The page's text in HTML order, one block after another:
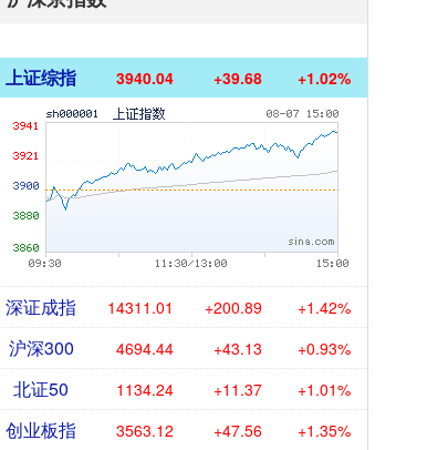
上证综指 3940.04 +39.68 +1.02%
深证成指 14311.01 +200.89 +1.42%
沪深300 4694.44 +43.13 +0.93%
北证50 1134.24 +11.37 +1.01%
创业板指 3563.12 +47.56 +1.35%